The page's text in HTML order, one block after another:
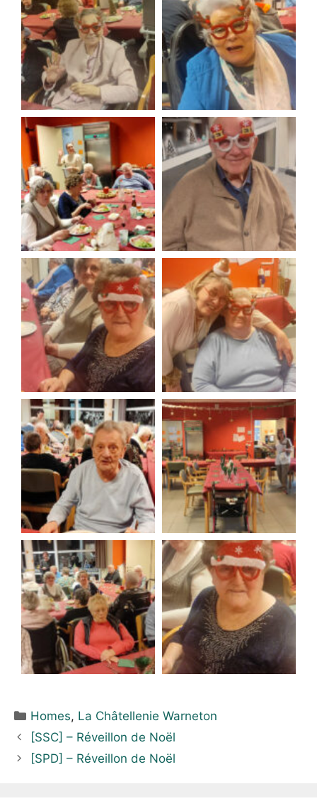
Homes, La Châtellenie Warneton
[SSC] – Réveillon de Noël
[SPD] – Réveillon de Noël